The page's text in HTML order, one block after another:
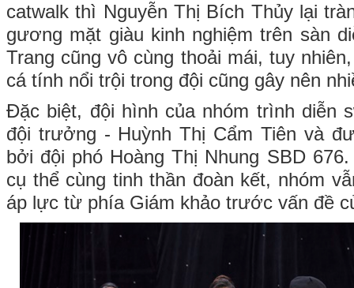
catwalk thì Nguyễn Thị Bích Thủy lại
gương mặt giàu kinh nghiệm trên sàn
Trang cũng vô cùng thoải mái, tuy
cá tính nổi trội trong đội cũng gây nên
Đặc biệt, đội hình của nhóm trình diễn
đội trưởng - Huỳnh Thị Cẩm Tiên và
bởi đội phó Hoàng Thị Nhung SBD
cụ thể cùng tinh thần đoàn kết, nhóm
áp lực từ phía Giám khảo trước vấn đề